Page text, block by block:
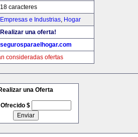
18 caracteres
Empresas e Industrias, Hogar
Realizar una oferta!
segurosparaelhogar.com
consideradas ofertas
una Oferta
$